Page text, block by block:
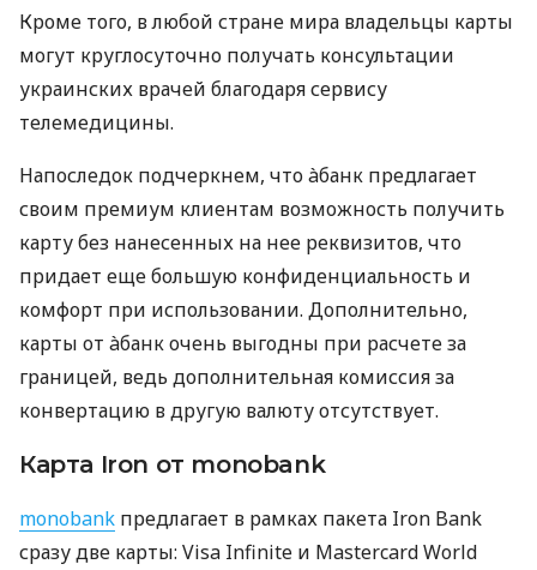
Кроме того, в любой стране мира владельцы карты
могут круглосуточно получать консультации
украинских врачей благодаря сервису
телемедицины.
Напоследок подчеркнем, что àбанк предлагает
своим премиум клиентам возможность получить
карту без нанесенных на нее реквизитов, что
придает еще большую конфиденциальность и
комфорт при использовании. Дополнительно,
карты от àбанк очень выгодны при расчете за
границей, ведь дополнительная комиссия за
конвертацию в другую валюту отсутствует.
Карта Iron от monobank
monobank предлагает в рамках пакета Iron Bank
сразу две карты: Visa Infinite и Mastercard World